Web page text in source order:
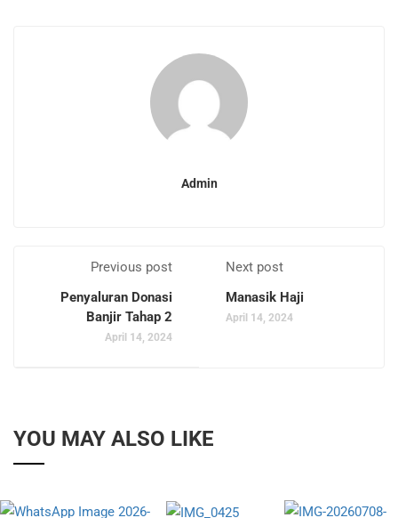
Admin
Previous post
Penyaluran Donasi
Banjir Tahap 2
April 14, 2024
Next post
Manasik Haji
April 14, 2024
YOU MAY ALSO LIKE